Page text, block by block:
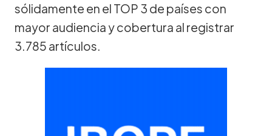
sólidamente en el TOP 3 de países con
mayor audiencia y cobertura al registrar
3.785 artículos.